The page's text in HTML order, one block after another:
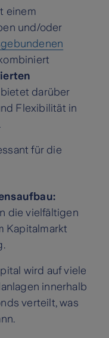
einem
und/oder
darüber
Flexibilität in
für die
die vielfältigen
Kapitalmarkt
wird auf viele
innerhalb
verteilt, was